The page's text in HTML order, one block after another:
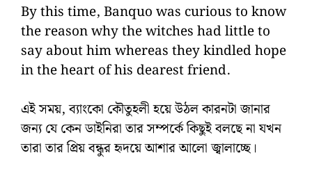
By this time, Banquo was curious to know
the reason why the witches had little to
say about him whereas they kindled hope
in the heart of his dearest friend.
এই সময়, ব্যাংকো কৌতুহলী হয়ে উঠল কারনটা জানার
জন্য যে কেন ডাইনিরা তার সম্পর্কে কিছুই বলছে না যখন
তারা তার প্রিয় বন্ধুর হৃদয়ে আশার আলো জ্বালাচ্ছে।